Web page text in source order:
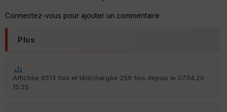
Connectez-vous pour ajouter un commentaire
Plus
Affichée 6513 fois et téléchargée 259 fois depuis le 07.04.20
15:25